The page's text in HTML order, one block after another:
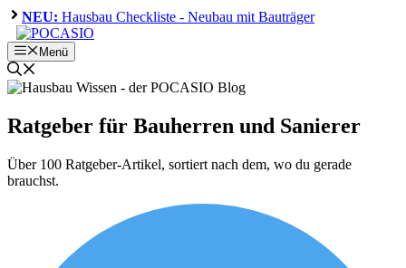
Zum
Inhalt
springen
NEU: Hausbau Checkliste - Neubau mit Bauträger
Menü
Ratgeber für Bauherren und Sanierer
Über 100 Ratgeber-Artikel, sortiert nach dem, wo du gerade
brauchst.